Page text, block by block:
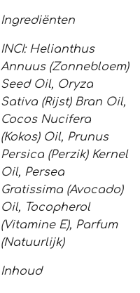
Ingrediënten
INCI: Helianthus
Annuus (Zonnebloem)
Seed Oil, Oryza
Sativa (Rijst) Bran Oil,
Cocos Nucifera
(Kokos) Oil, Prunus
Persica (Perzik) Kernel
Oil, Persea
Gratissima (Avocado)
Oil, Tocopherol
(Vitamine E), Parfum
(Natuurlijk)
Inhoud